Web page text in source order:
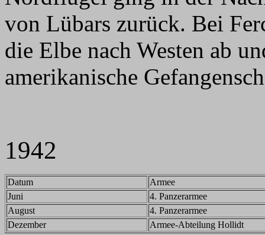
von Lübars zurück. Bei
die Elbe nach Westen ab
amerikanische
1942
Datum
Armee
Juni
4. Panzerarmee
August
4. Panzerarmee
Dezember
Armee-Abteilung Hollidt